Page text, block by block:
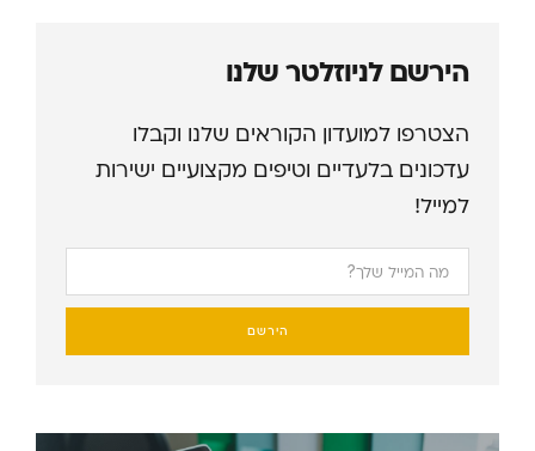
הירשם לניוזלטר שלנו
הצטרפו למועדון הקוראים שלנו וקבלו
עדכונים בלעדיים וטיפים מקצועיים ישירות
למייל!
הירשם